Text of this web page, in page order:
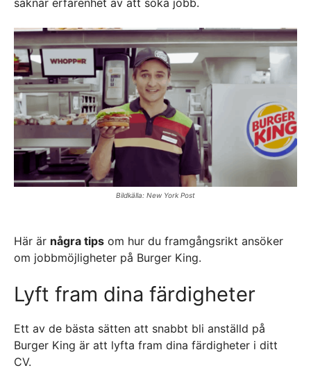
Bildkälla: New York Post
Här är några tips om hur du framgångsrikt ansöker
om jobbmöjligheter på Burger King.
Lyft fram dina färdigheter
Ett av de bästa sätten att snabbt bli anställd på
Burger King är att lyfta fram dina färdigheter i ditt
CV.